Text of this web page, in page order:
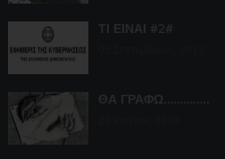
ΤΙ ΕΙΝΑΙ #2#
ΘΑ ΓΡΑΦΩ…………..